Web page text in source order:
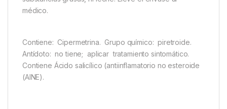
médico.
Contiene: Cipermetrina. Grupo químico: piretroide.
Antídoto: no tiene; aplicar tratamiento sintomático.
Contiene Ácido salicílico (antiinflamatorio no esteroide
(AINE).